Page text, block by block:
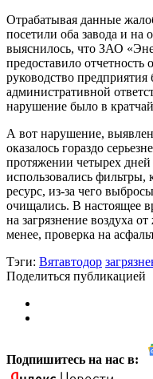
Отрабатывая данные
посетили оба завода и
выяснилось, что ЗАО
предоставило отчетность
руководство
административной
нарушение было в
А вот нарушение,
оказалось гораздо
протяжении четырех
использовались фильтры,
ресурс, из-за чего
очищались. В настоящее
на загрязнение воздуха
менее, проверка на
Тэги: Вятавтодор
Поделиться публикацией
Подпишитесь на нас в: